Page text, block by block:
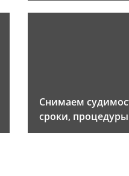
Снимаем
сроки, процедуры